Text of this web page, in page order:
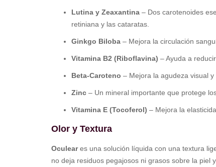
Lutina y Zeaxantina – Dos carotenoides
retiniana y las cataratas.
Ginkgo Biloba – Mejora la circulación
Vitamina B2 (Riboflavina) – Ayuda a
Beta-Caroteno – Mejora la agudeza visual
Zinc – Un mineral importante que protege
Vitamina E (Tocoferol) – Mejora la
Olor y Textura
Oculeares una solución líquida con una textura
no deja residuos pegajosos ni grasos sobre la piel